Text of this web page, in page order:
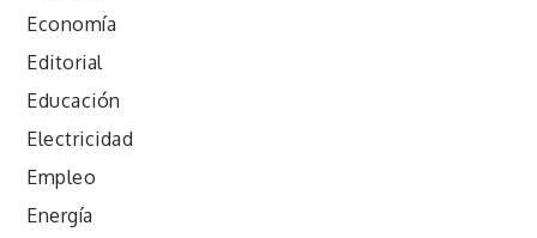
Economía
Editorial
Educación
Electricidad
Empleo
Energía